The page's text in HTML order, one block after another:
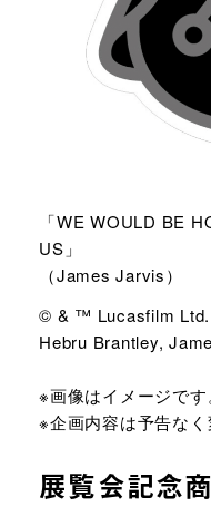
「WE WOULD BE
US」
（James Jarvis）
© & ™ Lucasfilm Ltd.
Hebru Brantley,
※画像はイメージです
※企画内容は予告なく
展覧会記念